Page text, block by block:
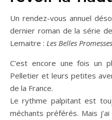
Un rendez-vous annuel
dernier roman de la série
Lemaitre : Les Belles Promesses
C’est encore une fois un
Pelletier et leurs petites
de la France.
Le rythme palpitant est
méchants préférés. Mais